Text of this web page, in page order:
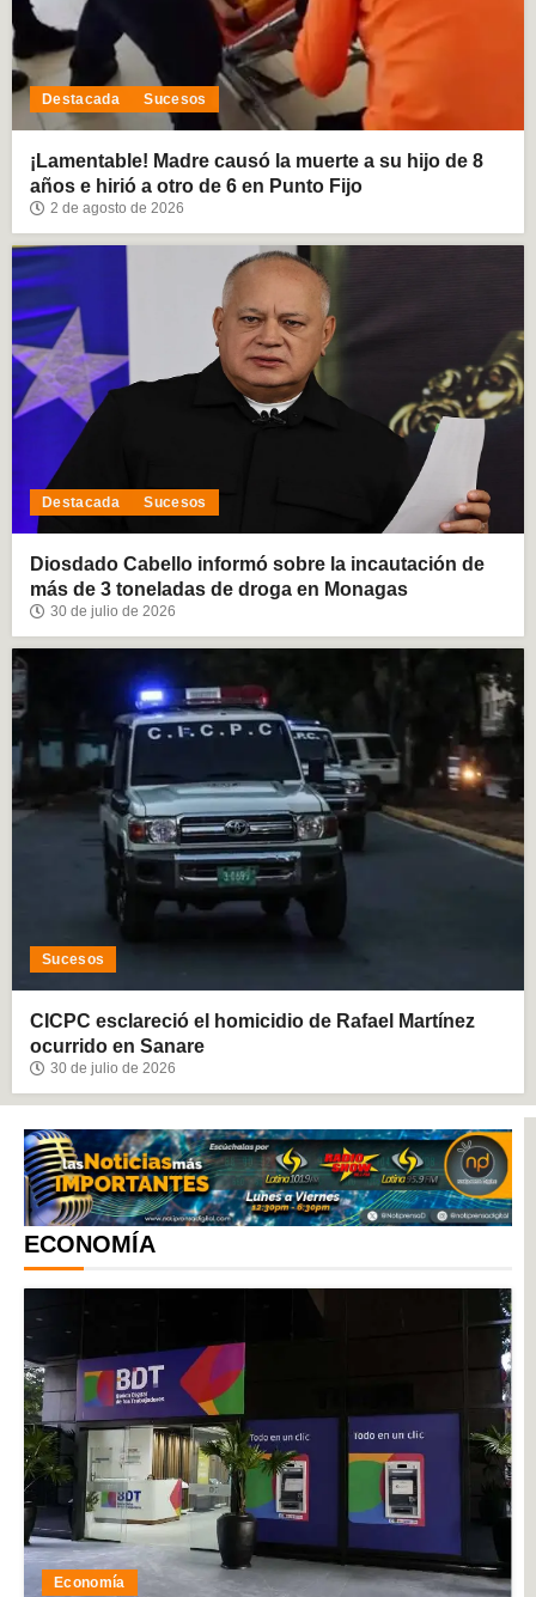
Destacada Sucesos
¡Lamentable! Madre causó la muerte a su hijo de 8
años e hirió a otro de 6 en Punto Fijo
2 de agosto de 2026
Destacada Sucesos
Diosdado Cabello informó sobre la incautación de
más de 3 toneladas de droga en Monagas
30 de julio de 2026
Sucesos
CICPC esclareció el homicidio de Rafael Martínez
ocurrido en Sanare
30 de julio de 2026
ECONOMÍA
Economía